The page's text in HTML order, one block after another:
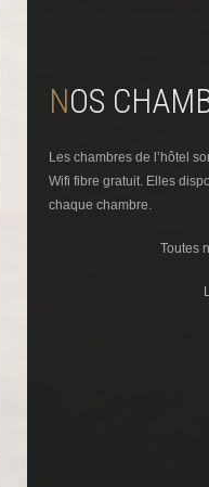
NOS
Les chambres de l’hôtel
Wifi fibre gratuit. Elles
chaque chambre.
Toutes